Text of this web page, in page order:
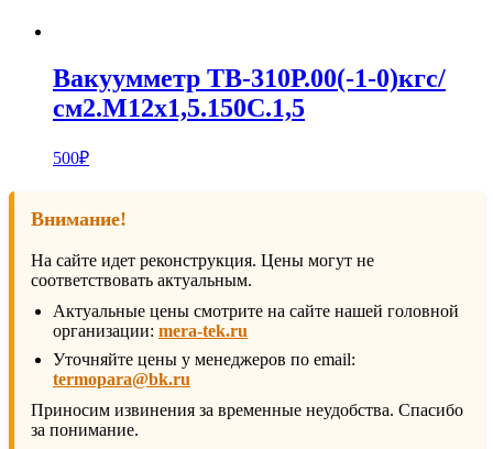
Вакуумметр ТВ-310Р.00(-1-0)кгс/
см2.M12х1,5.150С.1,5
500₽
Внимание!
На сайте идет реконструкция. Цены могут не
соответствовать актуальным.
Актуальные цены смотрите на сайте нашей головной
организации: mera-tek.ru
Уточняйте цены у менеджеров по email:
termopara@bk.ru
Приносим извинения за временные неудобства. Спасибо
за понимание.